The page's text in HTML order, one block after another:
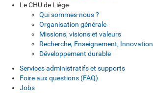
Le CHU de Liège
Qui sommes-nous ?
Organisation générale
Missions, visions et valeurs
Recherche, Enseignement, Innovation
Développement durable
Services administratifs et supports
Foire aux questions (FAQ)
Jobs